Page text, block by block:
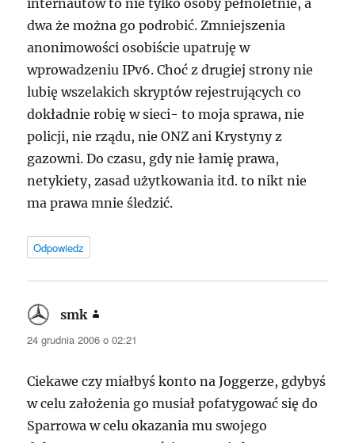
internautów to nie tylko osoby pełnoletnie, a
dwa że można go podrobić. Zmniejszenia
anonimowości osobiście upatruję w
wprowadzeniu IPv6. Choć z drugiej strony nie
lubię wszelakich skryptów rejestrujących co
dokładnie robię w sieci- to moja sprawa, nie
policji, nie rządu, nieONZ ani Krystyny z
gazowni. Do czasu, gdy nie łamię prawa,
netykiety, zasad użytkowania itd. to nikt nie
ma prawa mnie śledzić.
Odpowiedz
smk
24 grudnia 2006 o 02:21
Ciekawe czy miałbyś konto na Joggerze, gdybyś
w celu założenia go musiał pofatygować się do
Sparrowa w celu okazania mu swojego